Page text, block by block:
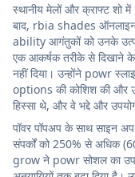
स्थानीय मेलों और क्राफ्ट
बाद, rbia shades
ability आगंतुकों को उनके
एक आकर्षक तरीके से दिखाने
नहीं दिया। उन्होंने powr
options की कोशिश की और
हिस्सा थे, और वे भद्दे और
पॉवर पॉपअप के साथ
संपर्कों को 250% से अधिक
grow ने powr सोशल का